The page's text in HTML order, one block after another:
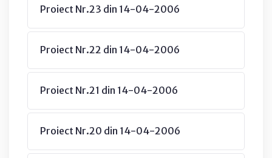
Proiect Nr.23 din 14-04-2006
Proiect Nr.22 din 14-04-2006
Proiect Nr.21 din 14-04-2006
Proiect Nr.20 din 14-04-2006